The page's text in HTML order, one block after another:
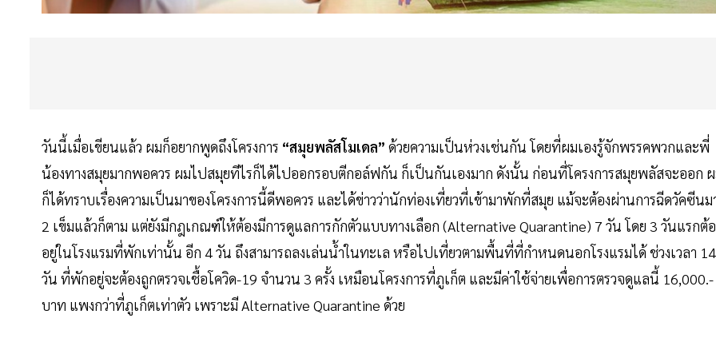
วันนี้เมื่อเขียนแล้ว ผมก็อยากพูดถึงโครงการ “สมุยพลัสโมเดล” ด้วยความเป็นห่วงเช่นกัน โดยที่ผมเองรู้จักพรรคพวกและพี่
น้องทางสมุยมากพอควร ผมไปสมุยทีไรก็ได้ไปออกรอบตีกอล์ฟกัน ก็เป็นกันเองมาก ดังนั้น ก่อนที่โครงการสมุยพลัสจะออก
ก็ได้ทราบเรื่องความเป็นมาของโครงการนี้ดีพอควร และได้ข่าวว่านักท่องเที่ยวที่เข้ามาพักที่สมุย แม้จะต้องผ่านการฉีดวัคซีนม
2 เข็มแล้วก็ตาม แต่ยังมีกฎเกณฑ์ให้ต้องมีการดูแลการกักตัวแบบทางเลือก (Alternative Quarantine) 7 วัน โดย 3 วันแรกต้
อยู่ในโรงแรมที่พักเท่านั้น อีก 4 วัน ถึงสามารถลงเล่นน้ำในทะเล หรือไปเที่ยวตามพื้นที่ที่กำหนดนอกโรงแรมได้ ช่วงเวลา 14
วัน ที่พักอยู่จะต้องถูกตรวจเชื้อโควิด-19 จำนวน 3 ครั้ง เหมือนโครงการที่ภูเก็ต และมีค่าใช้จ่ายเพื่อการตรวจดูแลนี้ 16,000.-
บาท แพงกว่าที่ภูเก็ตเท่าตัว เพราะมี Alternative Quarantine ด้วย